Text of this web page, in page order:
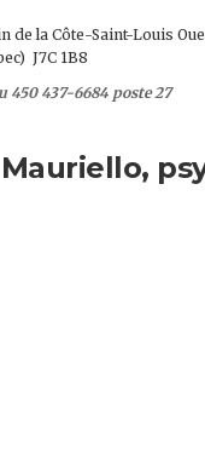
de la Côte-Saint-Louis
J7C 1B8
450 437-6684 poste 27